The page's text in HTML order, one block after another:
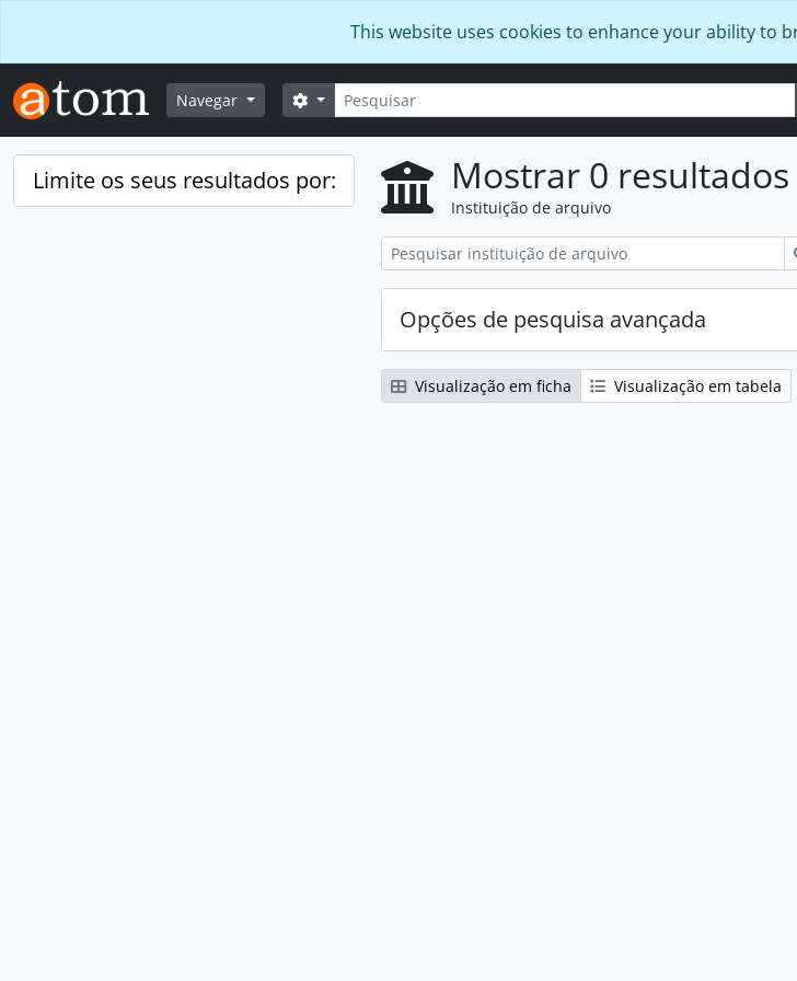
This website uses cookies to enhance your ability to
Navegar Pesquisar
Opções de busca
Limite os seus resultados por: Mostrar 0 resultados
Instituição de arquivo
Opções de pesquisa avançada
Visualização em ficha Visualização em tabela